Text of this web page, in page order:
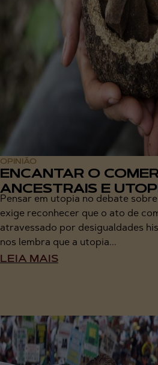
OPINIÃO
ENCANTAR O
ANCESTRAIS E
Pensar em utopia no debate
exige reconhecer que o ato de
atravessado por desigualdades
nos lembra que a utopia...
LEIA MAIS